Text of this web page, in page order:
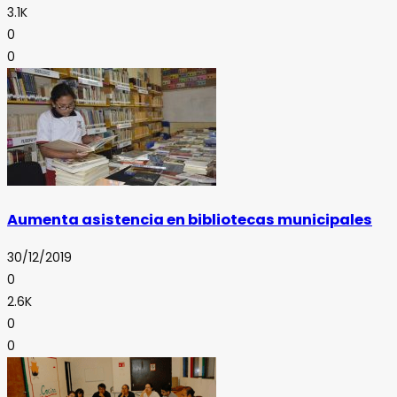
3.1K
0
0
Aumenta asistencia en bibliotecas municipales
30/12/2019
0
2.6K
0
0